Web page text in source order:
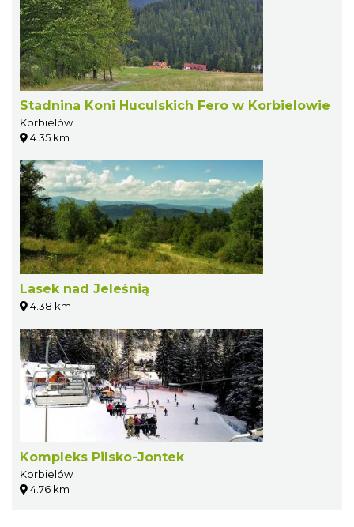
Stadnina Koni Huculskich Fero w Korbielowie
Korbielów
4.35 km
Lasek nad Jeleśnią
4.38 km
Kompleks Pilsko-Jontek
Korbielów
4.76 km